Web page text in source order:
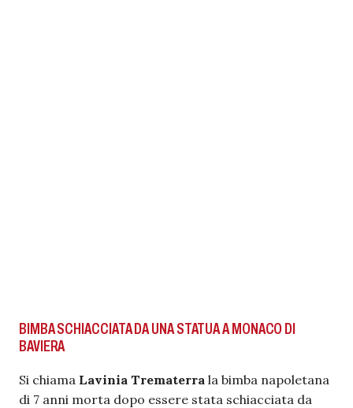
BIMBA SCHIACCIATA DA UNA STATUA A MONACO DI
BAVIERA
Si chiama Lavinia Trematerra la bimba napoletana
di 7 anni morta dopo essere stata schiacciata da